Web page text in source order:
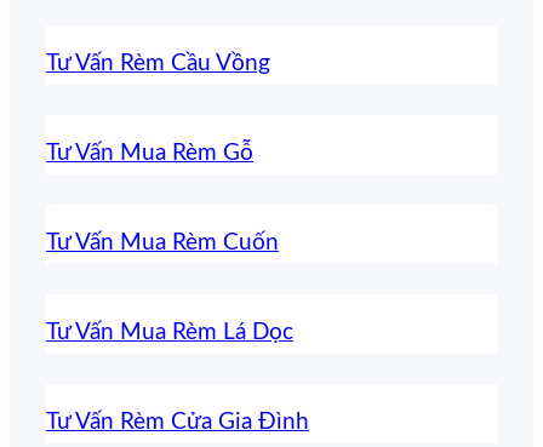
Tư Vấn Rèm Cầu Vồng
Tư Vấn Mua Rèm Gỗ
Tư Vấn Mua Rèm Cuốn
Tư Vấn Mua Rèm Lá Dọc
Tư Vấn Rèm Cửa Gia Đình